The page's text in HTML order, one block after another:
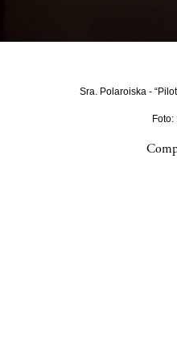
Sra. Polaroiska -